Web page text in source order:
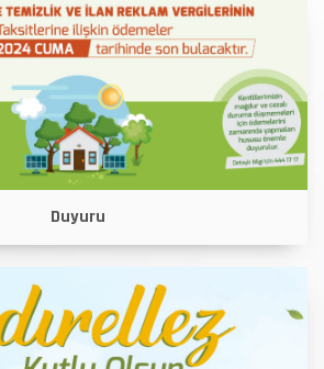
Duyuru